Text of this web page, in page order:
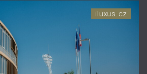
iluxus.cz